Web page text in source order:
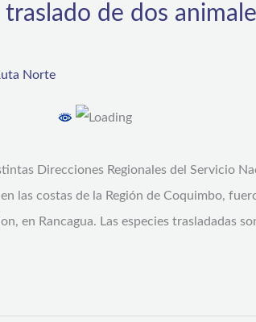
de dos
Norte
Direcciones Regionales del Servicio
las costas de la Región de Coquimbo,
en Rancagua. Las especies trasladadas